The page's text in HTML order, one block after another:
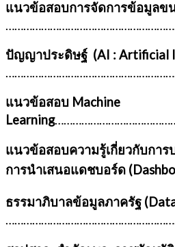
แนวข้อสอบการจัดการข้อมูลข
ปัญญาประดิษฐ์ (AI : Artificial
แนวข้อสอบ Machine
Learning
แนวข้อสอบความรู้เกี่ยวกับกา
การนำเสนอแดชบอร์ด (
ธรรมาภิบาลข้อมูลภาครัฐ (